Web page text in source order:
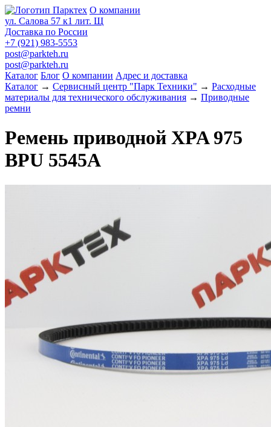
О компании
ул. Салова 57 к1 лит. Щ
Доставка по России
+7 (921) 983-5553
post@parkteh.ru
post@parkteh.ru
Каталог Блог О компании Адрес и доставка
Каталог → Сервисный центр "Парк Техники" → Расходные
материалы для технического обслуживания → Приводные
ремни
Ремень приводной XPA 975
BPU 5545A